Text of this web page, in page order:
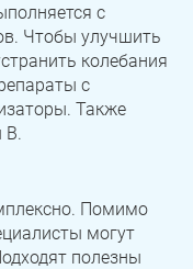
с
Чтобы улучшить
колебания
с
Также
В.
Помимо
могут
полезны